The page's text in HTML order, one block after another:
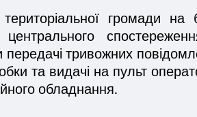
громади на
тривожних
та видачі на пульт
обладнання.